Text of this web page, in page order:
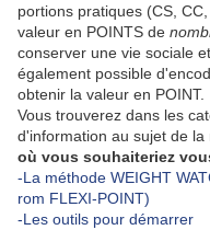
portions pratiques (CS,
valeur en POINTS de
conserver une vie sociale
également possible
obtenir la valeur en POINT.
Vous trouverez dans les
d'information au sujet de la
où vous souhaiteriez
-La méthode WEIGHT
rom FLEXI-POINT)
-Les outils pour démarrer